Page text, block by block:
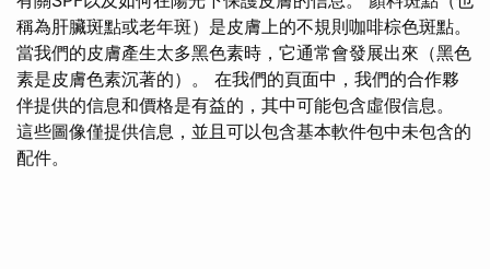
稱為肝臟斑點或老年斑）是皮膚上的不規則咖啡棕色斑點。
當我們的皮膚產生太多黑色素時，它通常會發展出來（黑色
素是皮膚色素沉著的）。 在我們的頁面中，我們的合作夥
伴提供的信息和價格是有益的，其中可能包含虛假信息。
這些圖像僅提供信息，並且可以包含基本軟件包中未包含的
配件。